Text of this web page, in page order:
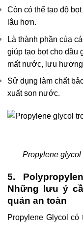
Còn có thể tạo độ
lâu hơn.
Là thành phần của
giúp tạo bọt cho dầu
mất nước, lưu
Sử dụng làm chất
xuất son nước.
Propylene glycol
5.
Những lưu ý
quản an toàn
Propylene Glycol